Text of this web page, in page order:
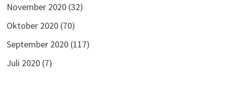
November 2020(32)
Oktober 2020(70)
September 2020(117)
Juli 2020(7)